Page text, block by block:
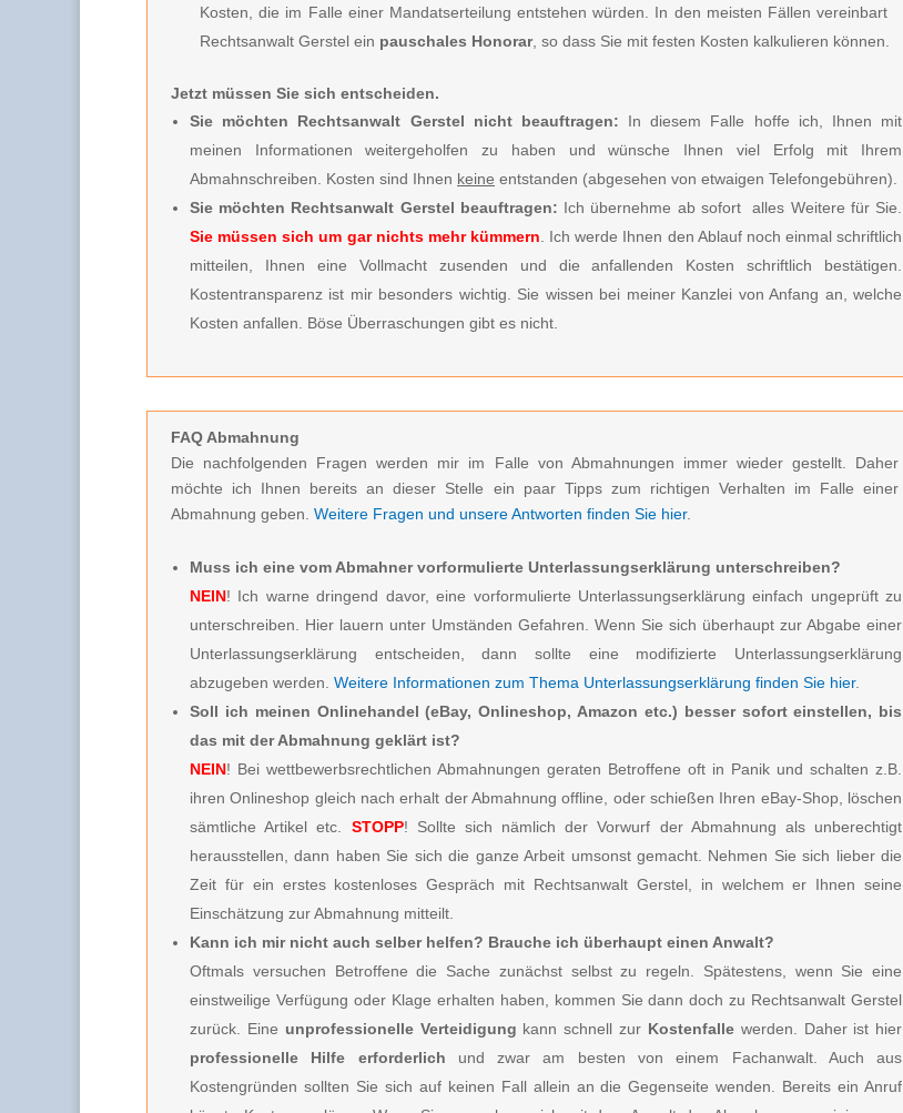
Kosten, die im Falle einer Mandatserteilung entstehen würden. In den meisten Fällen vereinbart
Rechtsanwalt Gerstel ein pauschales Honorar, so dass Sie mit festen Kosten kalkulieren können.
Jetzt müssen Sie sich entscheiden.
Sie möchten Rechtsanwalt Gerstel nicht beauftragen: In diesem Falle hoffe ich, Ihnen mit
meinen Informationen weitergeholfen zu haben und wünsche Ihnen viel Erfolg mit Ihrem
Abmahnschreiben. Kosten sind Ihnen keine entstanden (abgesehen von etwaigen Telefongebühren).
Sie möchten Rechtsanwalt Gerstel beauftragen: Ich übernehme ab sofort alles Weitere für Sie.
Sie müssen sich um gar nichts mehr kümmern . Ich werde Ihnen den Ablauf noch einmal schriftlich
mitteilen, Ihnen eine Vollmacht zusenden und die anfallenden Kosten schriftlich bestätigen.
Kostentransparenz ist mir besonders wichtig. Sie wissen bei meiner Kanzlei von Anfang an, welche
Kosten anfallen. Böse Überraschungen gibt es nicht.
FAQ Abmahnung
Die nachfolgenden Fragen werden mir im Falle von Abmahnungen immer wieder gestellt. Daher
möchte ich Ihnen bereits an dieser Stelle ein paar Tipps zum richtigen Verhalten im Falle einer
Abmahnung geben. Weitere Fragen und unsere Antworten finden Sie hier.
Muss ich eine vom Abmahner vorformulierte Unterlassungserklärung unterschreiben?
NEIN! Ich warne dringend davor, eine vorformulierte Unterlassungserklärung einfach ungeprüft zu
unterschreiben. Hier lauern unter Umständen Gefahren. Wenn Sie sich überhaupt zur Abgabe einer
Unterlassungserklärung entscheiden, dann sollte eine modifizierte Unterlassungserklärung
abzugeben werden. Weitere Informationen zum Thema Unterlassungserklärung finden Sie hier.
Soll ich meinen Onlinehandel (eBay, Onlineshop, Amazon etc.) besser sofort einstellen, bis
das mit der Abmahnung geklärt ist?
NEIN! Bei wettbewerbsrechtlichen Abmahnungen geraten Betroffene oft in Panik und schalten z.B.
ihren Onlineshop gleich nach erhalt der Abmahnung offline, oder schießen Ihren eBay-Shop, löschen
sämtliche Artikel etc. STOPP! Sollte sich nämlich der Vorwurf der Abmahnung als unberechtigt
herausstellen, dann haben Sie sich die ganze Arbeit umsonst gemacht. Nehmen Sie sich lieber die
Zeit für ein erstes kostenloses Gespräch mit Rechtsanwalt Gerstel, in welchem er Ihnen seine
Einschätzung zur Abmahnung mitteilt.
Kann ich mir nicht auch selber helfen? Brauche ich überhaupt einen Anwalt?
Oftmals versuchen Betroffene die Sache zunächst selbst zu regeln. Spätestens, wenn Sie eine
einstweilige Verfügung oder Klage erhalten haben, kommen Sie dann doch zu Rechtsanwalt Gerstel
zurück. Eine unprofessionelle Verteidigung kann schnell zur Kostenfallewerden. Daher ist hier
professionelle Hilfe erforderlich und zwar am besten von einem Fachanwalt. Auch aus
Kostengründen sollten Sie sich auf keinen Fall allein an die Gegenseite wenden. Bereits ein Anruf